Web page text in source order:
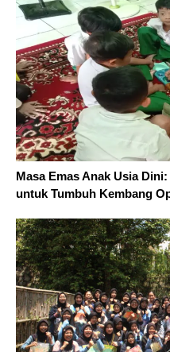
Masa Emas Anak Usia
untuk Tumbuh Kembang